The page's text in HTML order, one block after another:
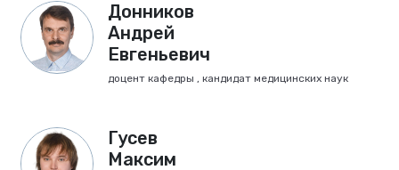
Донников
Андрей
Евгеньевич
доцент кафедры , кандидат медицинских наук
Гусев
Максим